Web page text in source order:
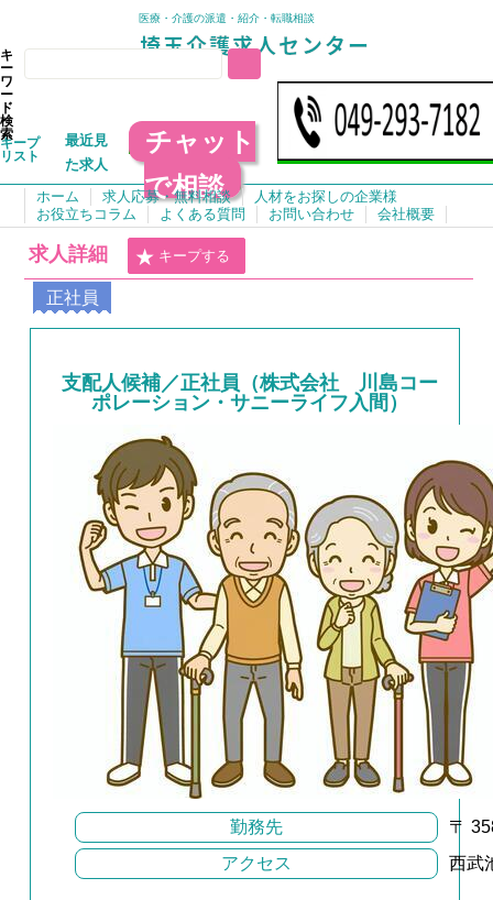
医療・介護の派遣・紹介・転職相談
キ
ー
ワ
ー
ド
検
索
キープ
リスト
最近見
た求人
チャット
で相談
ホーム 求人応募・無料相談
人材をお探しの企業様
お役立ちコラム
よくある質問 お問い合わせ 会社概要
求人詳細 キープする
正社員
支配人候補／正社員（株式会社 川島コー
ポレーション・サニーライフ入間）
勤務先
〒
アクセス
西武